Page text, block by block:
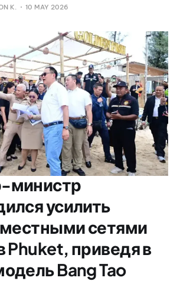
K. 10 MAY 2026
министр
усилить
местными сетями
Phuket, приведя в
Bang Tao